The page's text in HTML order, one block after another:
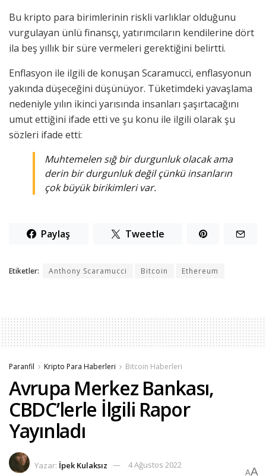
Bu kripto para birimlerinin riskli varlıklar olduğunu
vurgulayan ünlü finansçı, yatırımcıların kendilerine dört
ila beş yıllık bir süre vermeleri gerektiğini belirtti.
Enflasyon ile ilgili de konuşan Scaramucci, enflasyonun
yakında düşeceğini düşünüyor. Tüketimdeki yavaşlama
nedeniyle yılın ikinci yarısında insanları şaşırtacağını
umut ettiğini ifade etti ve şu konu ile ilgili olarak şu
sözleri ifade etti:
Muhtemelen sığ bir durgunluk olacak ama
derin bir durgunluk değil çünkü insanların
çok büyük birikimleri var.
Paylaş Tweetle
Etiketler: Anthony Scaramucci Bitcoin Ethereum
Paranfil Kripto Para Haberleri Bitcoin Haberleri
Avrupa Merkez Bankası,
CBDC’lerle İlgili Rapor
Yayınladı
Yazar: İpek Kulaksız 4 Ağustos 2022
AA